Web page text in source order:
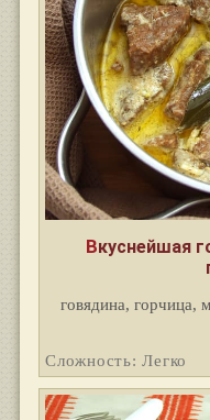
Вкуснейшая говядина со сметаной и
говядина, горчица,
Сложность: Легко